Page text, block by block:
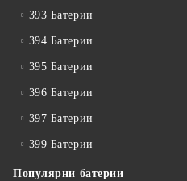
393 Батерии
394 Батерии
395 Батерии
396 Батерии
397 Батерии
399 Батерии
Популярни батерии